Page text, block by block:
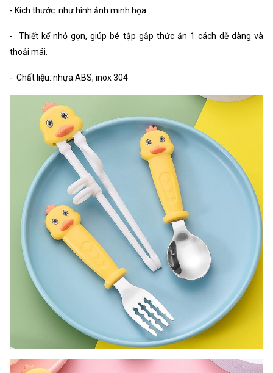
- Kích thước: như hình ảnh minh họa.
- Thiết kế nhỏ gọn, giúp bé tập gắp thức ăn 1 cách dễ dàng và
thoải mái.
- Chất liệu: nhựa ABS, inox 304